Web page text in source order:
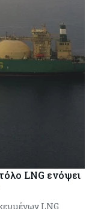
LNG ενόψει
LNG